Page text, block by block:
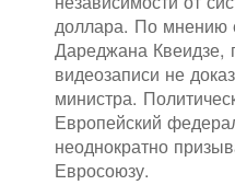
доллара. По мнению
Дареджана Квеидзе,
видеозаписи не
министра.
Европейский
неоднократно
Евросоюзу.